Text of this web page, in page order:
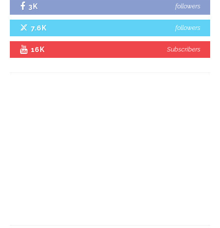
3K followers
7.6K followers
16K Subscribers